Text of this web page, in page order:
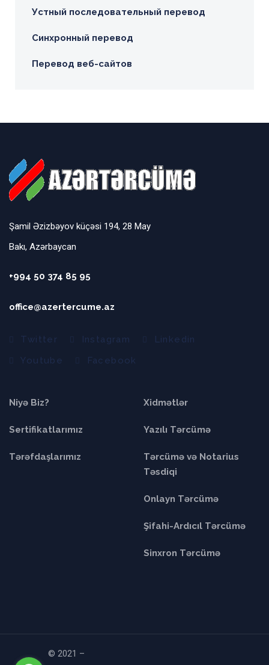
Устный последовательный перевод
Синхронный перевод
Перевод веб-сайтов
Şamil Əzizbəyov küçəsi 194, 28 May
Bakı, Azərbaycan
+994 50 374 85 95
office@azertercume.az
Twitter Instagram
Linkedin
Youtube
Facebook
Niyə Biz?
Sertifikatlarımız
Tərəfdaşlarımız
Xidmətlər
Yazılı Tərcümə
Tərcümə və Notarius
Təsdiqi
Onlayn Tərcümə
Şifahi-Ardıcıl Tərcümə
Sinxron Tərcümə
© 2021 –